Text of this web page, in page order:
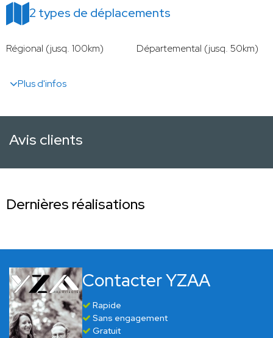
2 types de déplacements
Régional (jusq. 100km) Départemental (jusq. 50km)
Plus d'infos
Avis clients
Dernières réalisations
Contacter YZAA
Rapide
Sans engagement
Gratuit